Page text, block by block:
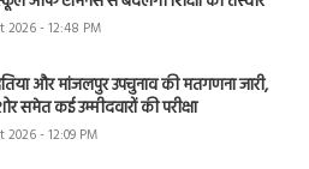
2026 - 12:48 PM
और मांजलपुर उपचुनाव की मतगणना जारी,
समेत कई उम्मीदवारों की परीक्षा
2026 - 12:09 PM